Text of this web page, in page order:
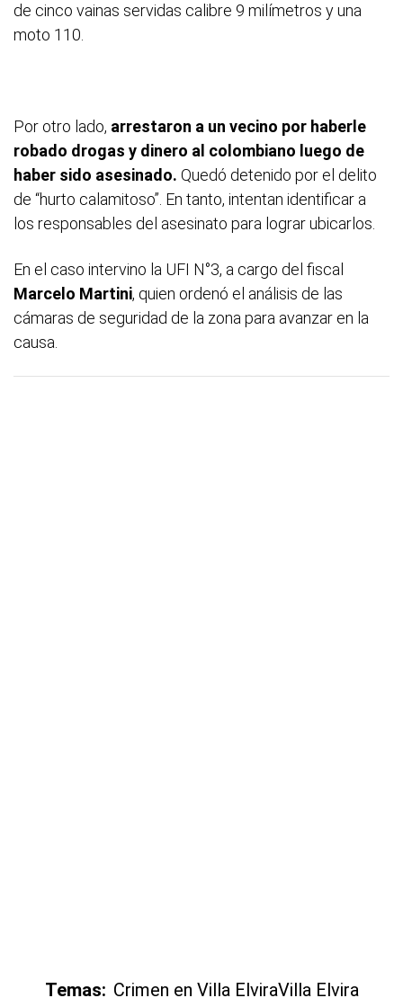
de cinco vainas servidas calibre 9 milímetros y una
moto 110.
Por otro lado, arrestaron a un vecino por haberle
robado drogas y dinero al colombiano luego de
haber sido asesinado. Quedó detenido por el delito
de “hurto calamitoso”. En tanto, intentan identificar a
los responsables del asesinato para lograr ubicarlos.
En el caso intervino la UFI N°3, a cargo del fiscal
Marcelo Martini, quien ordenó el análisis de las
cámaras de seguridad de la zona para avanzar en la
causa.
Temas: Crimen en Villa ElviraVilla Elvira